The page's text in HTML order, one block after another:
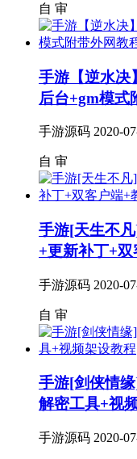
自 审
手游【逆水决
后台+gm模式
手游源码 2020-
自 审
手游[天生不
+更新补丁+
手游源码 2020-
自 审
手游[剑侠情
解密工具+视
手游源码 2020-